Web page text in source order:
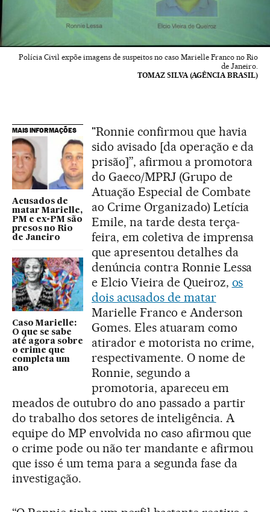
Polícia Civil expõe imagens de suspeitos no caso Marielle Franco no Rio
de Janeiro.
TOMAZ SILVA (AGÊNCIA BRASIL)
MAIS INFORMAÇÕES
Acusados de
matar Marielle,
PM e ex-PM são
presos no Rio
de Janeiro
Caso Marielle:
O que se sabe
até agora sobre
o crime que
completa um
ano
"Ronnie confirmou que havia
sido avisado [da operação e da
prisão]”, afirmou a promotora
do Gaeco/MPRJ (Grupo de
Atuação Especial de Combate
ao Crime Organizado) Letícia
Emile, na tarde desta terça-
feira, em coletiva de imprensa
que apresentou detalhes da
denúncia contra Ronnie Lessa
e Elcio Vieira de Queiroz, os
dois acusados de matar
Marielle Franco e Anderson
Gomes. Eles atuaram como
atirador e motorista no crime,
respectivamente. O nome de
Ronnie, segundo a
promotoria, apareceu em
meados de outubro do ano passado a partir
do trabalho dos setores de inteligência. A
equipe do MP envolvida no caso afirmou que
o crime pode ou não ter mandante e afirmou
que isso é um tema para a segunda fase da
investigação.